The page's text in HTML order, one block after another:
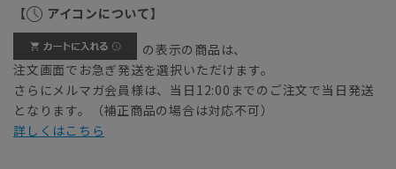
【 アイコンについて】
の表示の商品は、
注文画面でお急ぎ発送を選択いただけます。
さらにメルマガ会員様は、当日12:00までのご注文で当日発送
となります。（補正商品の場合は対応不可）
詳しくはこちら